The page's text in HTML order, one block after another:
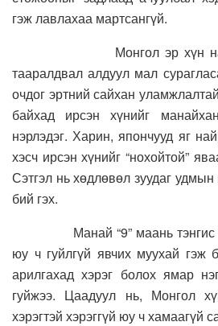
гэж лавлахаа мартсангүй.
Монгол эр хүн найр
тааралдвал алдуул мал
очдог эртний сайхан
байхад ирсэн хүнийг
нэрлэдэг. Харин, япончууд яг
хэсч ирсэн хүнийг “нохойтой”
Сэтгэл нь хөдлөвөл зуудаг удмын
бий гэх.
Манай “9” маань тэнгис
юу ч гуйлгүй явчих муухай гэж
арилгахад хэрэг болох ямар
гуйжээ. Цаадуул нь, Монгол
хэрэгтэй хэрэггүй юу ч хамаагүй